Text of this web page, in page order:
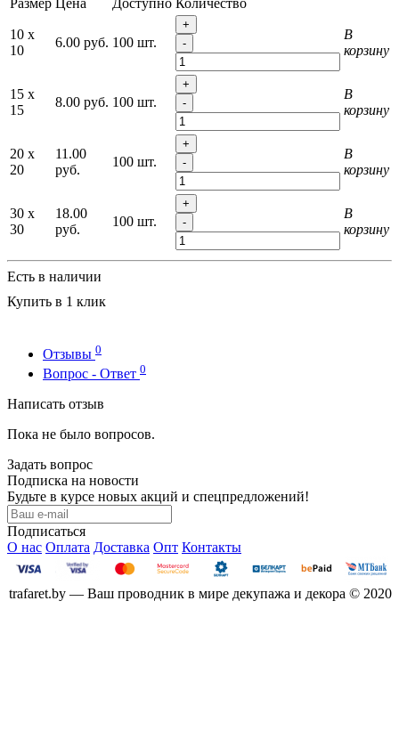
Размер Цена Доступно Количество
10 x
10
6.00 руб. 100 шт.
+
-
В
корзину
15 x
15
8.00 руб. 100 шт.
+
-
В
корзину
20 x
20
11.00
руб.
100 шт.
+
-
В
корзину
30 x
30
18.00
руб.
100 шт.
+
-
В
корзину
Есть в наличии
Купить в 1 клик
Отзывы 0
Вопрос - Ответ 0
Написать отзыв
Пока не было вопросов.
Задать вопрос
Подписка на новости
Будьте в курсе новых акций и спецпредложений!
Подписаться
О нас Оплата Доставка Опт Контакты
trafaret.by — Ваш проводник в мире декупажа и декора © 2020